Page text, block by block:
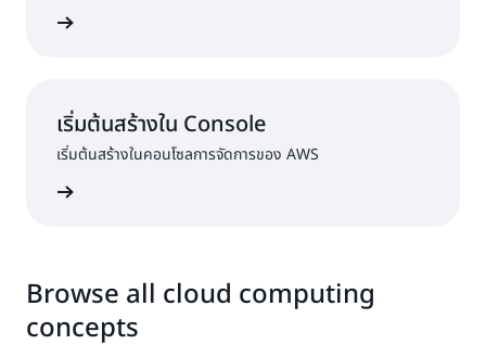
เริ่มต้นสร้างใน Console
เริ่มต้นสร้างในคอนโซลการจัดการของ AWS
Browse all cloud computing
concepts